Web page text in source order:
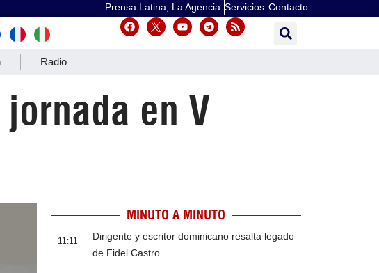
Prensa Latina, La Agencia Servicios Contacto
Radio
en V
MINUTO A MINUTO
11:11
Dirigente y escritor dominicano resalta legado
de Fidel Castro